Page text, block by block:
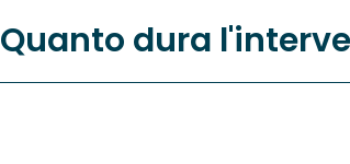
Quanto dura